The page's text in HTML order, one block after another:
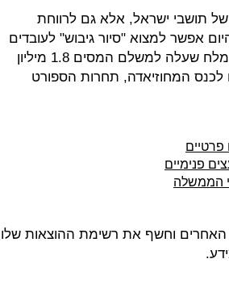
תושבי ישראל, אלא גם לרווחת
אפשר למצוא "סיור גיבוש" לעובדים
ובני משפחותיהם למלון רויאל רימונים בים המלח שעלה למשלם המסים 1.8 מיליון
לכנס המחוזיאדה, תחרות הספורט
פנימיים
הממשלה
וחשף את רשימת ההוצאות שלו